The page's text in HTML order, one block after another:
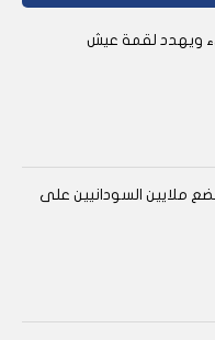
ويهدد لقمة عيش
ملايين السودانيين على